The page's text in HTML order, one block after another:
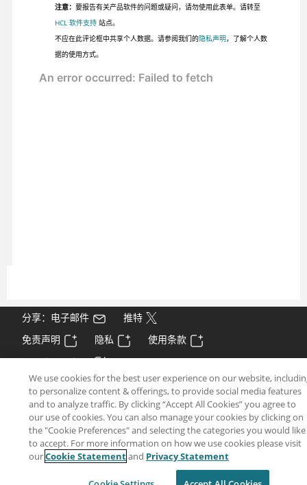
注意： 要报告有关产品软件的问题或疑问，请勿使用此表单。请转至
HCL 软件支持站点。
不应在此评论框中共享个人数据。请参阅我们的隐私声明，了解个人数
据的使用方式。
分享：电子邮件
推特
免责声明
隐私
使用条款
Cookie Settings
We use cookies for the best user experience on our website,
to personalize content & offerings, to provide social media features
and to analyze traffic. By clicking “Accept All Cookies” you agree to
our use of cookies. You can also manage your cookies by clicking on
the "Cookie Preferences" and selecting the categories you would like
to accept. For more information on how we use cookies please visit
ourCookie Statementand Privacy Statement